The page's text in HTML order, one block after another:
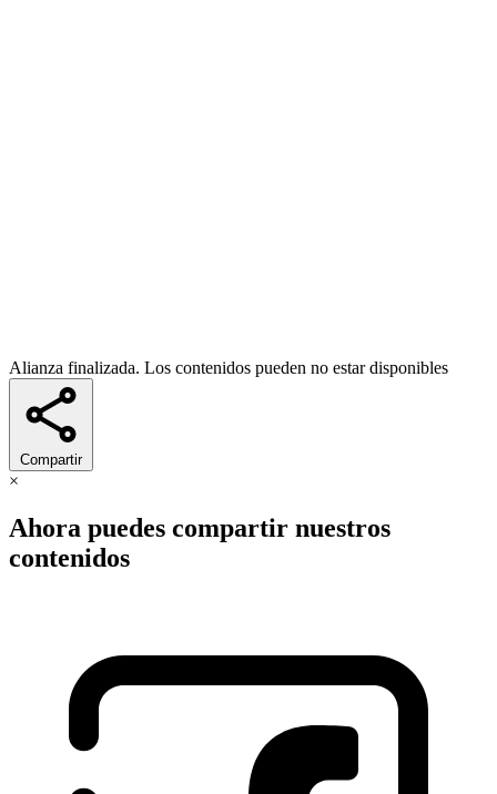
Alianza finalizada. Los contenidos pueden no estar disponibles
Compartir
×
Ahora puedes compartir nuestros
contenidos